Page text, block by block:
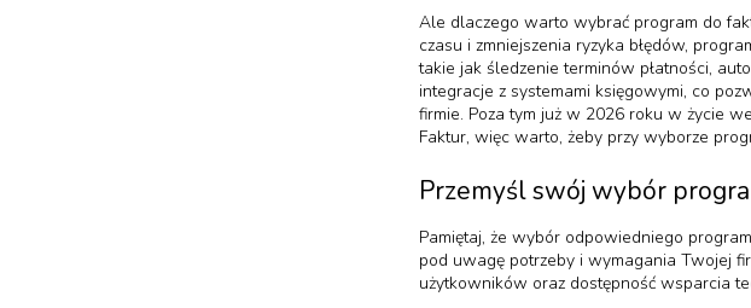
Ale dlaczego warto wybrać program do
czasu i zmniejszenia ryzyka błędów,
takie jak śledzenie terminów płatności,
integracje z systemami księgowymi, co
firmie. Poza tym już w 2026 roku w życie
Faktur, więc warto, żeby przy wyborze
Przemyśl swój wybór
Pamiętaj, że wybór odpowiedniego
pod uwagę potrzeby i wymagania Twojej
użytkowników oraz dostępność wsparcia